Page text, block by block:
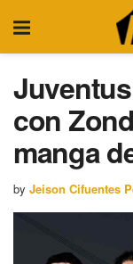
con
manga
by Jeison Cifuentes